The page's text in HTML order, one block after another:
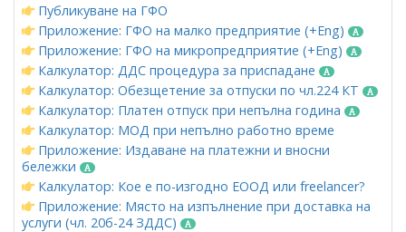
Публикуване на ГФО
Приложение: ГФО на малко предприятие (+Eng)
Приложение: ГФО на микропредприятие (+Eng)
Калкулатор: ДДС процедура за приспадане
Калкулатор: Обезщетение за отпуски по чл.224 КТ
Калкулатор: Платен отпуск при непълна година
Калкулатор: МОД при непълно работно време
Приложение: Издаване на платежни и вносни
бележки
Калкулатор: Кое е по-изгодно ЕООД или freelancer?
Приложение: Място на изпълнение при доставка на
услуги (чл. 20б-24 ЗДДС)